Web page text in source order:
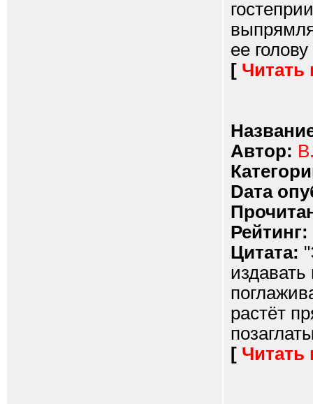
ее
[ Читать
Автор:
Dата
Рейтинг:
Цитата:
растёт
[ Читать